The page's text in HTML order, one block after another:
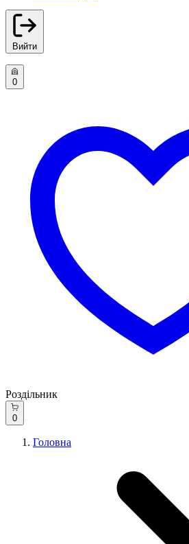
Вийти
0
Роздільник
0
Головна